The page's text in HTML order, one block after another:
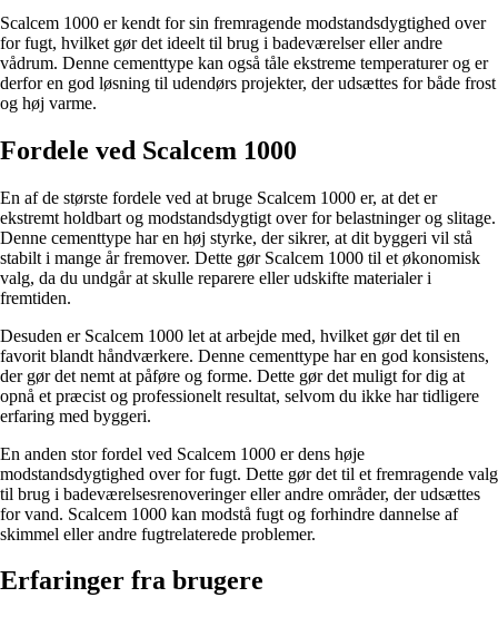
Scalcem 1000 er kendt for sin fremragende modstandsdygtighed over
for fugt, hvilket gør det ideelt til brug i badeværelser eller andre
vådrum. Denne cementtype kan også tåle ekstreme temperaturer og er
derfor en god løsning til udendørs projekter, der udsættes for både frost
og høj varme.
Fordele ved Scalcem 1000
En af de største fordele ved at bruge Scalcem 1000 er, at det er
ekstremt holdbart og modstandsdygtigt over for belastninger og slitage.
Denne cementtype har en høj styrke, der sikrer, at dit byggeri vil stå
stabilt i mange år fremover. Dette gør Scalcem 1000 til et økonomisk
valg, da du undgår at skulle reparere eller udskifte materialer i
fremtiden.
Desuden er Scalcem 1000 let at arbejde med, hvilket gør det til en
favorit blandt håndværkere. Denne cementtype har en god konsistens,
der gør det nemt at påføre og forme. Dette gør det muligt for dig at
opnå et præcist og professionelt resultat, selvom du ikke har tidligere
erfaring med byggeri.
En anden stor fordel ved Scalcem 1000 er dens høje
modstandsdygtighed over for fugt. Dette gør det til et fremragende valg
til brug i badeværelsesrenoveringer eller andre områder, der udsættes
for vand. Scalcem 1000 kan modstå fugt og forhindre dannelse af
skimmel eller andre fugtrelaterede problemer.
Erfaringer fra brugere